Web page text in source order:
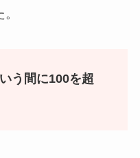
う間に100を超